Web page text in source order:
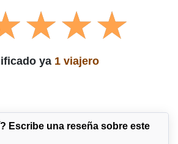
ya 1 viajero
Escribe una reseña sobre este